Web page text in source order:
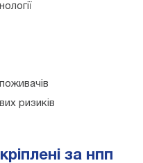
ризиків
за нпп